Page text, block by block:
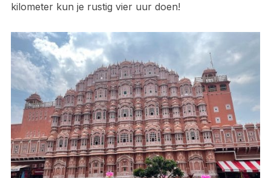
kilometer kun je rustig vier uur doen!